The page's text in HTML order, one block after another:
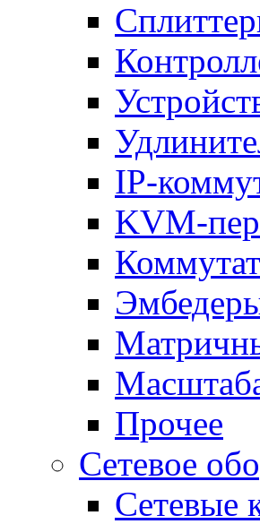
IP-
KVM-
Прочее
Сетевое
Сетевые